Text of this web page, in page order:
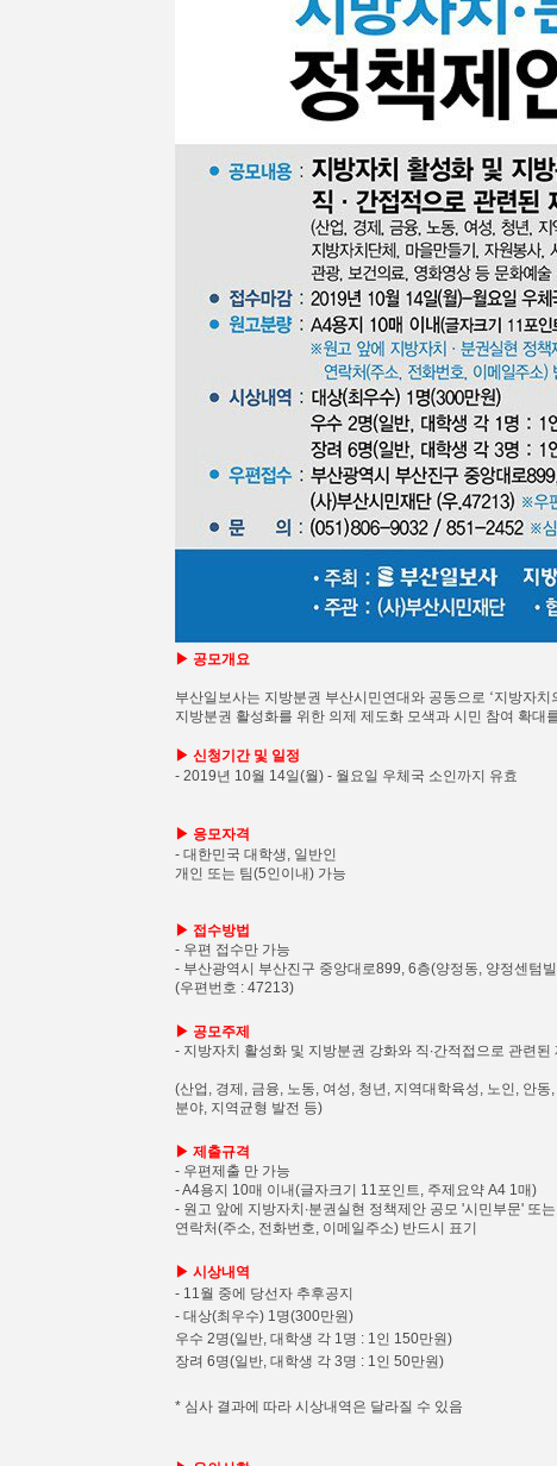
▶ 공모개요
부산일보사는 지방분권 부산시민연대와 공동으로 ‘지방자
지방분권 활성화를 위한 의제 제도화 모색과 시민 참여 확대
▶ 신청기간 및 일정
- 2019년 10월 14일(월) - 월요일 우체국 소인까지 유효
▶ 응모자격
- 대한민국 대학생, 일반인
개인 또는 팀(5인이내) 가능
▶ 접수방법
- 우편 접수만 가능
- 부산광역시 부산진구 중앙대로899, 6층(양정동, 양정센텀
(우편번호 : 47213)
▶ 공모주제
- 지방자치 활성화 및 지방분권 강화와 직∙간적접으로 관련된
(산업, 경제, 금융, 노동, 여성, 청년, 지역대학육성, 노인, 안
분야, 지역균형 발전 등)
▶ 제출규격
- 우편제출 만 가능
- A4용지 10매 이내(글자크기 11포인트, 주제요약 A4 1매)
- 원고 앞에 지방자치∙분권실현 정책제안 공모 '시민부문' 또
연락처(주소, 전화번호, 이메일주소) 반드시 표기
▶ 시상내역
- 11월 중에 당선자 추후공지
- 대상(최우수) 1명(300만원)
우수 2명(일반, 대학생 각 1명 : 1인 150만원)
장려 6명(일반, 대학생 각 3명 : 1인 50만원)
* 심사 결과에 따라 시상내역은 달라질 수 있음